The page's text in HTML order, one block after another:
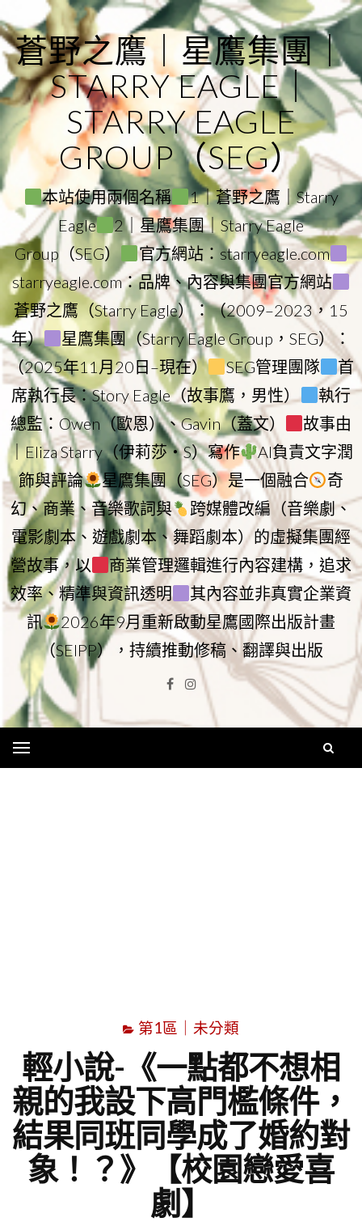
to
content
蒼野之鷹｜星鷹集團｜
STARRY EAGLE｜
STARRY EAGLE
GROUP（SEG）
本站使用兩個名稱
1｜蒼野之鷹｜Starry
Eagle
2｜星鷹集團｜Starry Eagle
Group（SEG）
官方網站：starryeagle.com
starryeagle.com：品牌、內容與集團官方網站
蒼野之鷹（Starry Eagle）：（2009–2023，15
年）
星鷹集團（Starry Eagle Group，SEG）：
（2025年11月20日–現在）
SEG管理團隊
首
席執行長：Story Eagle（故事鷹，男性）
執行
總監：Owen（歐恩）、Gavin（蓋文）
故事由
｜Eliza Starry（伊莉莎・S）寫作
AI負責文字潤
飾與評論
星鷹集團（SEG）是一個融合
奇
幻、商業、音樂歌詞與
跨媒體改編（音樂劇、
電影劇本、遊戲劇本、舞蹈劇本）的虛擬集團經
營故事，以
商業管理邏輯進行內容建構，追求
效率、精準與資訊透明
其內容並非真實企業資
訊
2026年9月重新啟動星鷹國際出版計畫
（SEIPP），持續推動修稿、翻譯與出版
Facebook
Instagram
第1區｜未分類
輕小說-《一點都不想相
親的我設下高門檻條件，
結果同班同學成了婚約對
象！？》【校園戀愛喜
劇】